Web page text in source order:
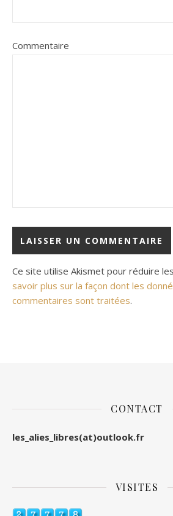
Commentaire
Ce site utilise Akismet pour réduire
savoir plus sur la façon dont les
commentaires sont traitées.
CONTACT
les_alies_libres(at)outlook.fr
VISITES